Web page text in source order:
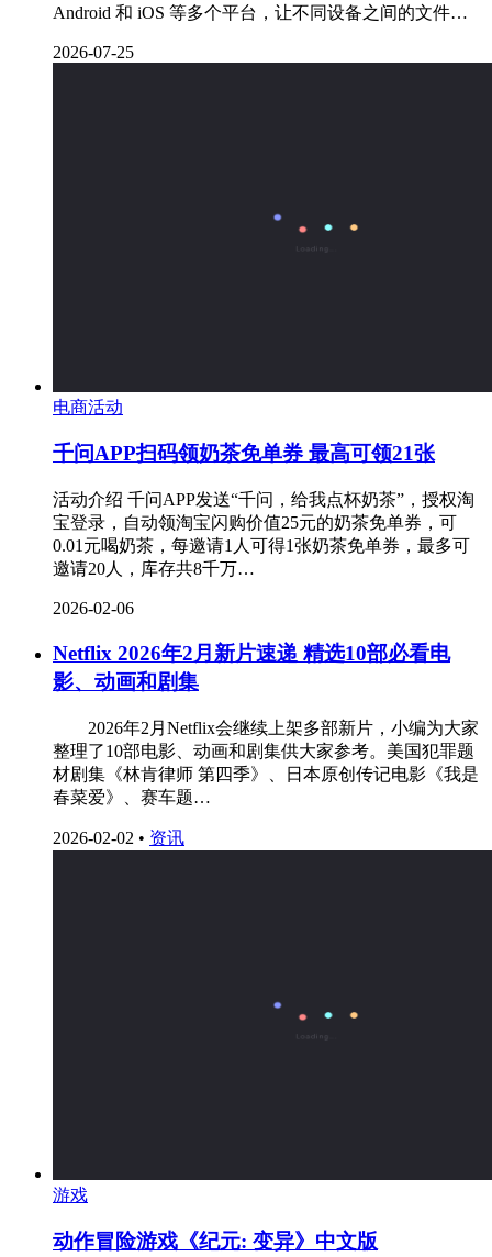
Android 和 iOS 等多个平台，让不同设备之间的文件…
2026-07-25
电商活动
千问APP扫码领奶茶免单券 最高可领21张
活动介绍 千问APP发送“千问，给我点杯奶茶”，授权淘
宝登录，自动领淘宝闪购价值25元的奶茶免单券，可
0.01元喝奶茶，每邀请1人可得1张奶茶免单券，最多可
邀请20人，库存共8千万…
2026-02-06
Netflix 2026年2月新片速递 精选10部必看电
影、动画和剧集
‌ 2026年2月Netflix会继续上架多部新片，小编为大家
整理了10部电影、动画和剧集供大家参考。美国犯罪题
材剧集《林肯律师 第四季》、日本原创传记电影《我是
春菜爱》、赛车题…
2026-02-02 • 资讯
游戏
动作冒险游戏《纪元: 变异》中文版